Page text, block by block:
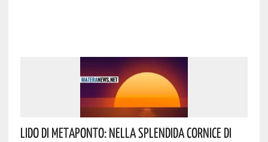
Lido Di Metaponto: Nella Splendida Cornice Di